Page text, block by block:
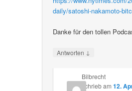
daily/satoshi-nakamoto-
Danke für den tollen
Antworten ↓
Bilbrecht
schriebam 12.